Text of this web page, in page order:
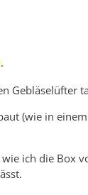
.
Gebläselüfter
(wie in
ich die Box